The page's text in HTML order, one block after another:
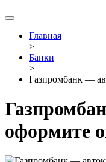
Главная
>
Банки
>
Газпромбанк —
оформите